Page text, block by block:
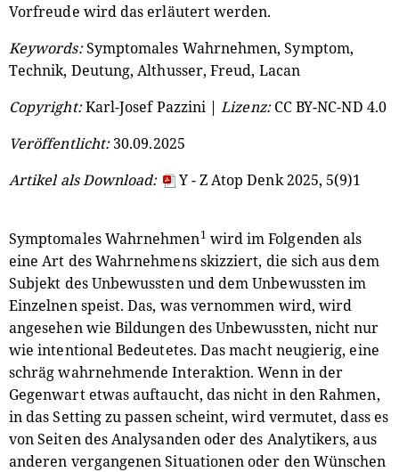
Vorfreude wird das erläutert werden.
Keywords:Symptomales Wahrnehmen, Symptom,
Technik, Deutung, Althusser, Freud, Lacan
Copyright:Karl-Josef Pazzini |Lizenz:CC BY-NC-ND 4.0
Veröffentlicht:30.09.2025
Artikel als Download:
Y - Z Atop Denk 2025, 5(9)1
Symptomales Wahrnehmen1 wird im Folgenden als
eine Art des Wahrnehmens skizziert, die sich aus dem
Subjekt des Unbewussten und dem Unbewussten im
Einzelnen speist. Das, was vernommen wird, wird
angesehen wie Bildungen des Unbewussten, nicht nur
wie intentional Bedeutetes. Das macht neugierig, eine
schräg wahrnehmende Interaktion. Wenn in der
Gegenwart etwas auftaucht, das nicht in den Rahmen,
in das Setting zu passen scheint, wird vermutet, dass es
von Seiten des Analysanden oder des Analytikers, aus
anderen vergangenen Situationen oder den Wünschen